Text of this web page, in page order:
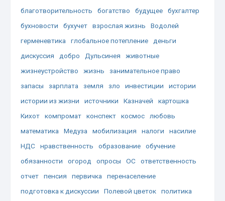
благотворительность
богатство будущее
бухгалтер
бухновости
бухучет взрослая жизнь
Водолей
герменевтика
глобальное потепление
деньги
дискуссия
добро Дульсинея
животные
жизнеустройство
жизнь
занимательное право
запасы
зарплата земля зло инвестиции
истории
истории из жизни
источники Казначей
картошка
Кихот
компромат конспект космос
любовь
математика
Медуза мобилизация налоги
насилие
НДС
нравственность образование
обучение
обязанности
огород опросы ОС
ответственность
отчет
пенсия первичка
перенаселение
подготовка к дискуссии
Полевой цветок
политика